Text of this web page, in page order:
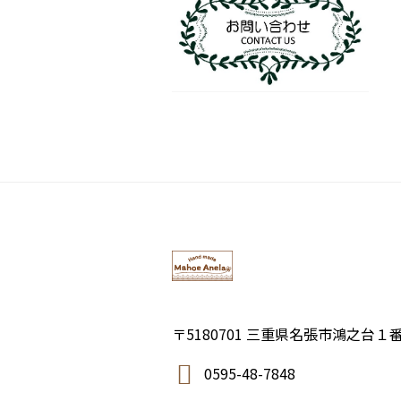
〒5180701 三重県名張市鴻之台１
0595-48-7848